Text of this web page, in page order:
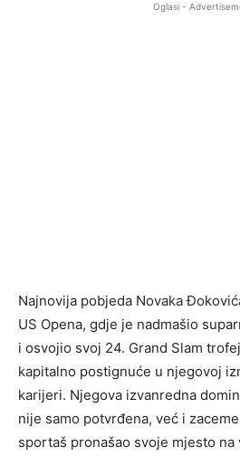
Oglasi -
Najnovija pobjeda Novaka
US Opena, gdje je nadmašio
i osvojio svoj 24. Grand Slam
kapitalno postignuće u njegovoj
karijeri. Njegova izvanredna
nije samo potvrđena, već i
sportaš pronašao svoje mjesto